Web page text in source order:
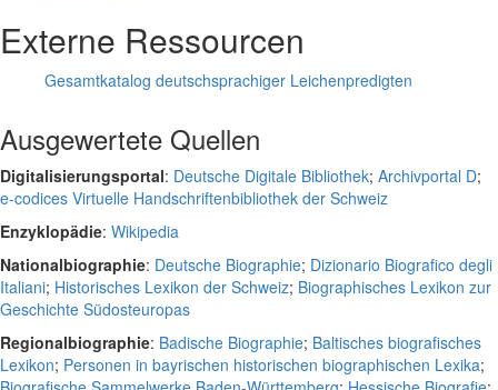
Externe Ressourcen
Gesamtkatalog deutschsprachiger Leichenpredigten
Ausgewertete Quellen
Digitalisierungsportal: Deutsche Digitale Bibliothek; Archivportal D;
e-codices Virtuelle Handschriftenbibliothek der Schweiz
Enzyklopädie: Wikipedia
Nationalbiographie: Deutsche Biographie; Dizionario Biografico degli
Italiani; Historisches Lexikon der Schweiz; Biographisches Lexikon zur
Geschichte Südosteuropas
Regionalbiographie: Badische Biographie; Baltisches biografisches
Lexikon; Personen in bayrischen historischen biographischen Lexika;